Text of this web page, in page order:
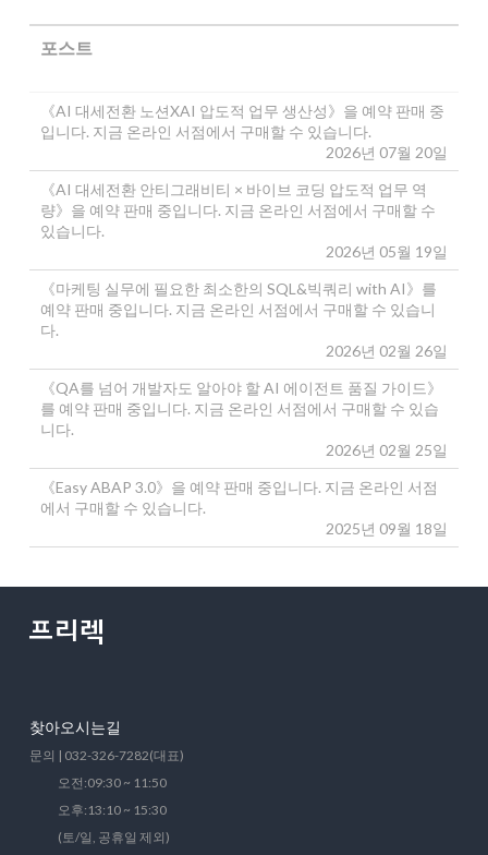
포스트
《AI 대세전환 노션XAI 압도적 업무 생산성》을 예약 판매 중
입니다. 지금 온라인 서점에서 구매할 수 있습니다.
2026년 07월 20일
《AI 대세전환 안티그래비티 × 바이브 코딩 압도적 업무 역
량》을 예약 판매 중입니다. 지금 온라인 서점에서 구매할 수
있습니다.
2026년 05월 19일
《마케팅 실무에 필요한 최소한의 SQL&빅쿼리 with AI》를
예약 판매 중입니다. 지금 온라인 서점에서 구매할 수 있습니
다.
2026년 02월 26일
《QA를 넘어 개발자도 알아야 할 AI 에이전트 품질 가이드》
를 예약 판매 중입니다. 지금 온라인 서점에서 구매할 수 있습
니다.
2026년 02월 25일
《Easy ABAP 3.0》을 예약 판매 중입니다. 지금 온라인 서점
에서 구매할 수 있습니다.
2025년 09월 18일
찾아오시는길
문의 | 032-326-7282(대표)
오전:09:30 ~ 11:50
오후:13:10 ~ 15:30
(토/일, 공휴일 제외)